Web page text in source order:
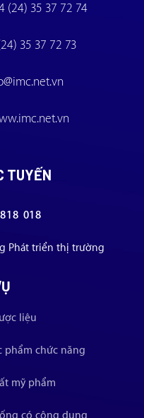
(24) 35 37 72 74
35 37 72 73
TUYẾN
018
Phát triển thị trường
liệu
phẩm chức năng
mỹ phẩm
có công dụng